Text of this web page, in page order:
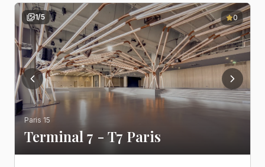
1/5 0
Paris 15
Terminal 7 - T7 Paris